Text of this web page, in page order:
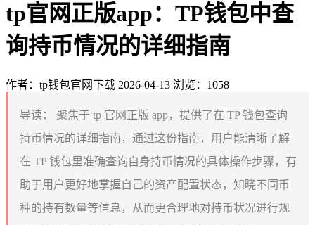
tp官网正版app：TP钱包中查
询持币情况的详细指南
作者：tp钱包官网下载 2026-04-13 浏览：1058
导读：
聚焦于 tp 官网正版 app，提供了在 TP 钱包查询
持币情况的详细指南，通过这份指南，用户能清晰了解
在 TP 钱包里准确查询自身持币情况的具体操作步骤，有
助于用户更好地掌握自己的资产配置状态，知晓不同币
种的持有数量等信息，从而更合理地对持币状况进行规